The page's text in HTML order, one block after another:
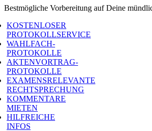
Bestmögliche Vorbereitung auf Deine
KOSTENLOSER
PROTOKOLLSERVICE
WAHLFACH-
PROTOKOLLE
AKTENVORTRAG-
PROTOKOLLE
EXAMENSRELEVANTE
RECHTSPRECHUNG
KOMMENTARE
MIETEN
HILFREICHE
INFOS